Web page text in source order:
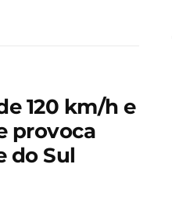
120 km/h e
provoca
do Sul